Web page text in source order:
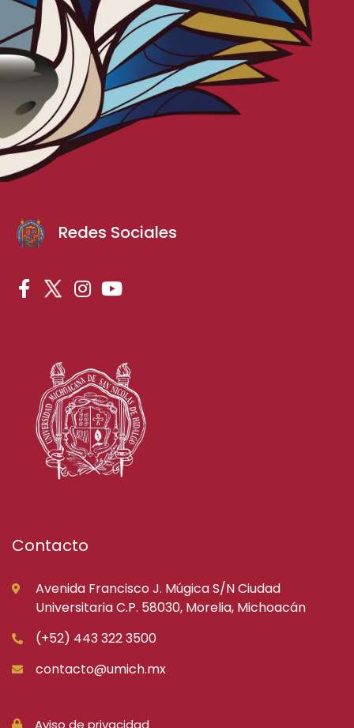
Redes Sociales
Contacto
Avenida Francisco J. Múgica S/N Ciudad
Universitaria C.P. 58030, Morelia, Michoacán
(+52) 443 322 3500
contacto@umich.mx
Aviso de privacidad